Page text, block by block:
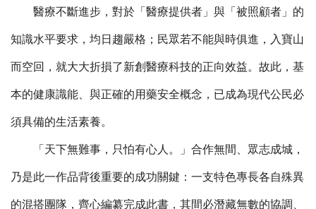
醫療不斷進步，對於「醫療提供者」與「被照顧者」的
知識水平要求，均日趨嚴格；民眾若不能與時俱進，入寶山
而空回，就大大折損了新創醫療科技的正向效益。故此，基
本的健康識能、與正確的用藥安全概念，已成為現代公民必
須具備的生活素養。
「天下無難事，只怕有心人。」合作無間、眾志成城，
乃是此一作品背後重要的成功關鍵：一支特色專長各自殊異
的混搭團隊，齊心編纂完成此書，其間必潛藏無數的協調、